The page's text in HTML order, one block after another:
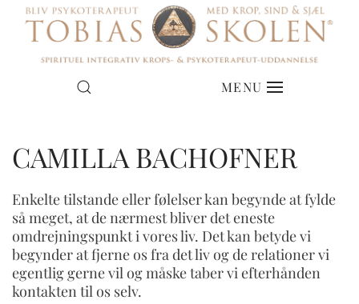
MENU
CAMILLA BACHOFNER
Enkelte tilstande eller følelser kan begynde at fylde
så meget, at de nærmest bliver det eneste
omdrejningspunkt i vores liv. Det kan betyde vi
begynder at fjerne os fra det liv og de relationer vi
egentlig gerne vil og måske taber vi efterhånden
kontakten til os selv.